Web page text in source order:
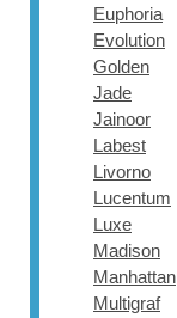
Euphoria
Evolution
Golden
Jade
Jainoor
Labest
Livorno
Lucentum
Luxe
Madison
Manhattan
Multigraf